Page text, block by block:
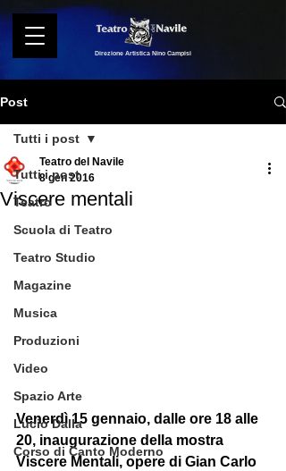
Direzione Artistica Nino Campisi
Post
Tutti i post
Teatro
Scuola di Teatro
Teatro Studio
Magazine
Musica
Produzioni
Video
Spazio Arte
Lucio Dalla
Corso di Canto Moderno
Tutti i post
Viscere mentali
Teatro del Navile
8 gen 2016
Venerdì 15 gennaio, dalle ore 18 alle
20, inaugurazione della mostra
Viscere Mentali, opere di Gian Carlo